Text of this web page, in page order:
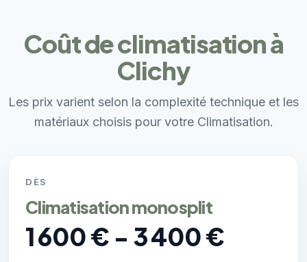
Coût de climatisation à
Clichy
Les prix varient selon la complexité technique et les
matériaux choisis pour votre Climatisation.
DÈS
Climatisation monosplit
1 600 € - 3 400 €